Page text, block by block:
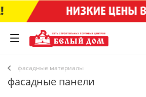
фасадные материалы
фасадные панели